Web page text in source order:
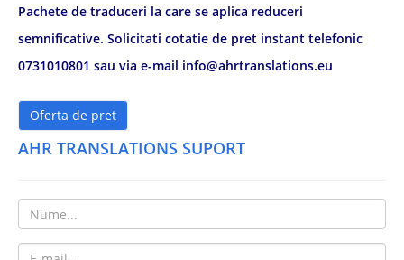
Pachete de traduceri la care se aplica reduceri
semnificative. Solicitati cotatie de pret instant telefonic
0731010801 sau via e-mail info@ahrtranslations.eu
Oferta de pret
AHR TRANSLATIONS SUPORT